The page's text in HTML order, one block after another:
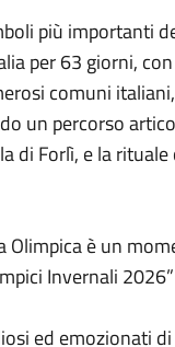
più importanti
per 63 giorni,
comuni
un percorso
di Forlì, e la
Olimpica è un
Invernali
ed emozionati